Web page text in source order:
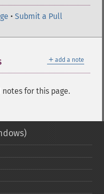
• Submit a Pull
＋ add a note
for this page.